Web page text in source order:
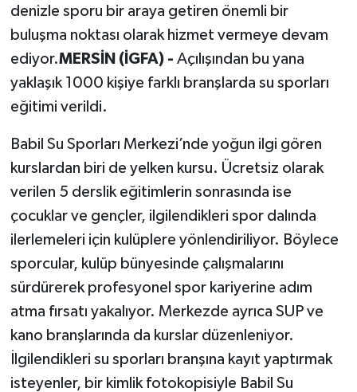
denizle sporu bir araya getiren önemli bir
buluşma noktası olarak hizmet vermeye devam
ediyor.MERSİN (İGFA) - Açılışından bu yana
yaklaşık 1000 kişiye farklı branşlarda su sporları
eğitimi verildi.
Babil Su Sporları Merkezi’nde yoğun ilgi gören
kurslardan biri de yelken kursu. Ücretsiz olarak
verilen 5 derslik eğitimlerin sonrasında ise
çocuklar ve gençler, ilgilendikleri spor dalında
ilerlemeleri için kulüplere yönlendiriliyor. Böylece
sporcular, kulüp bünyesinde çalışmalarını
sürdürerek profesyonel spor kariyerine adım
atma fırsatı yakalıyor. Merkezde ayrıca SUP ve
kano branşlarında da kurslar düzenleniyor.
İlgilendikleri su sporları branşına kayıt yaptırmak
isteyenler, bir kimlik fotokopisiyle Babil Su